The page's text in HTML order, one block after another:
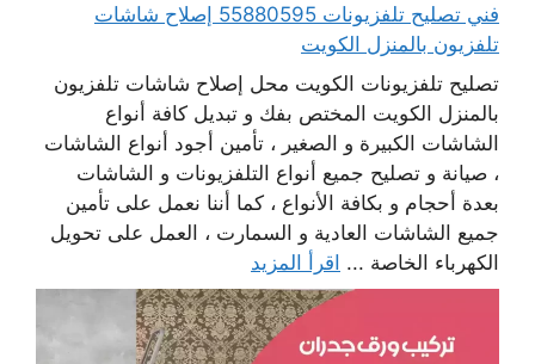
فني تصليح تلفزيونات 55880595 إصلاح شاشات
تلفزيون بالمنزل الكويت
تصليح تلفزيونات الكويت محل إصلاح شاشات تلفزيون
بالمنزل الكويت المختص بفك و تبديل كافة أنواع
الشاشات الكبيرة و الصغير ، تأمين أجود أنواع الشاشات
، صيانة و تصليح جميع أنواع التلفزيونات و الشاشات
بعدة أحجام و بكافة الأنواع ، كما أننا نعمل على تأمين
جميع الشاشات العادية و السمارت ، العمل على تحويل
الكهرباء الخاصة ... اقرأ المزيد